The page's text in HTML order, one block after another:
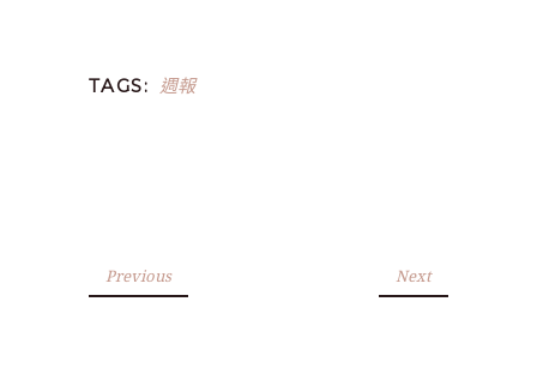
TAGS: 週報
Previous Next